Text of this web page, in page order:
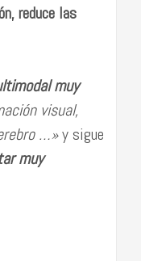
reduce las
muy
visual,
…»y sigue
muy